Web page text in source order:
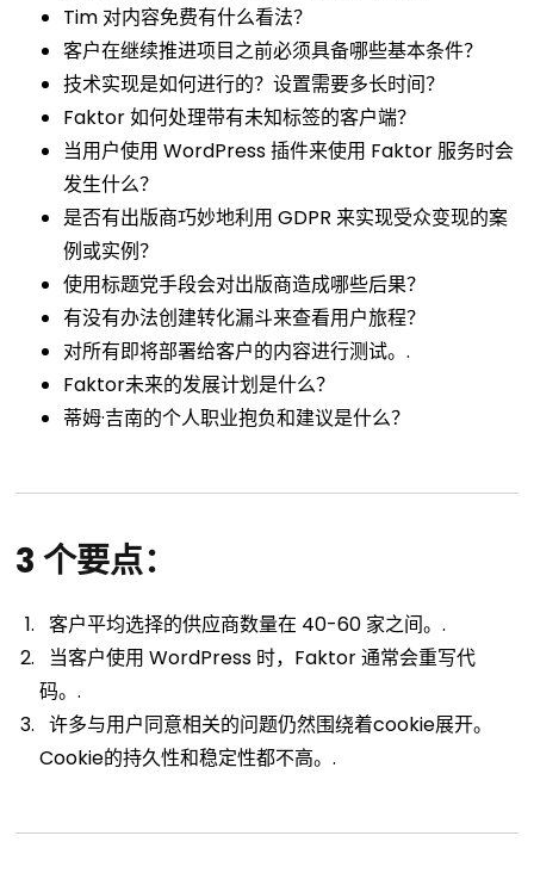
Tim 对内容免费有什么看法？
客户在继续推进项目之前必须具备哪些基本条件？
技术实现是如何进行的？设置需要多长时间？
Faktor 如何处理带有未知标签的客户端？
当用户使用 WordPress 插件来使用 Faktor 服务时会
发生什么？
是否有出版商巧妙地利用 GDPR 来实现受众变现的案
例或实例？
使用标题党手段会对出版商造成哪些后果？
有没有办法创建转化漏斗来查看用户旅程？
对所有即将部署给客户的内容进行测试。.
Faktor未来的发展计划是什么？
蒂姆·吉南的个人职业抱负和建议是什么？
3 个要点：
客户平均选择的供应商数量在 40-60 家之间。.
当客户使用 WordPress 时，Faktor 通常会重写代
码。.
许多与用户同意相关的问题仍然围绕着cookie展开。
Cookie的持久性和稳定性都不高。.